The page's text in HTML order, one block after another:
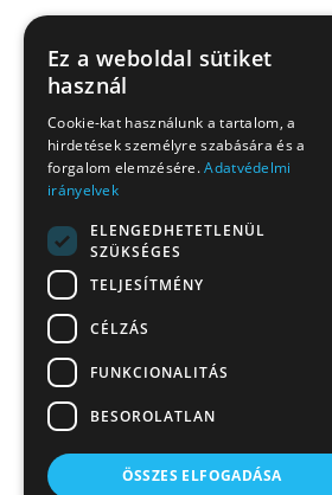
Ez a weboldal sütiket
használ
Cookie-kat használunk a tartalom, a
hirdetések személyre szabására és a
forgalom elemzésére.Adatvédelmi
irányelvek
ELENGEDHETETLENÜL
SZÜKSÉGES
TELJESÍTMÉNY
CÉLZÁS
FUNKCIONALITÁS
BESOROLATLAN
ÖSSZES ELFOGADÁSA